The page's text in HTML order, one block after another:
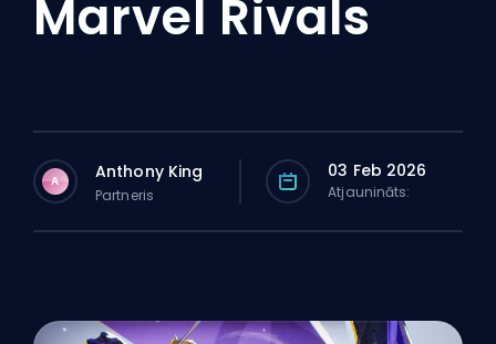
Marvel Rivals
A Anthony King
Partneris
03 Feb 2026
Atjaunināts: